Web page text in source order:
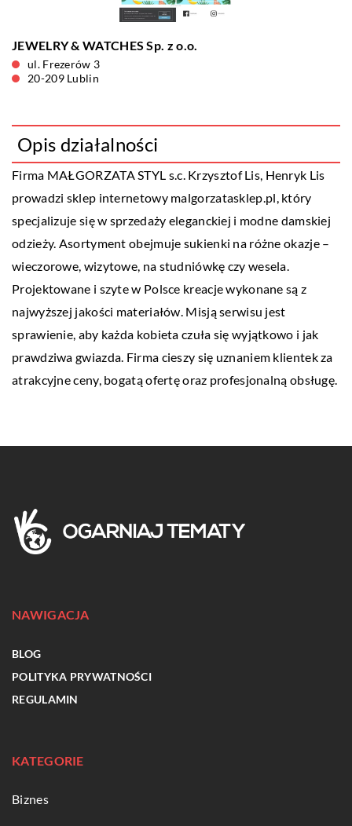
JEWELRY & WATCHES Sp. z o.o.
ul. Frezerów 3
20-209 Lublin
Opis działalności
Firma MAŁGORZATA STYL s.c. Krzysztof Lis, Henryk Lis
prowadzi sklep internetowy malgorzatasklep.pl, który
specjalizuje się w sprzedaży eleganckiej i modne damskiej
odzieży. Asortyment obejmuje sukienki na różne okazje –
wieczorowe, wizytowe, na studniówkę czy wesela.
Projektowane i szyte w Polsce kreacje wykonane są z
najwyższej jakości materiałów. Misją serwisu jest
sprawienie, aby każda kobieta czuła się wyjątkowo i jak
prawdziwa gwiazda. Firma cieszy się uznaniem klientek za
atrakcyjne ceny, bogatą ofertę oraz profesjonalną obsługę.
NAWIGACJA
BLOG
POLITYKA PRYWATNOŚCI
REGULAMIN
KATEGORIE
Biznes